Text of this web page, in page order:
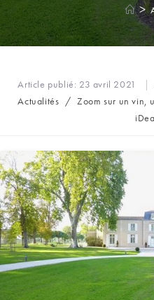
>
Article publié: 23 avril 2021
Post
Actualités / Zoom sur un vin,